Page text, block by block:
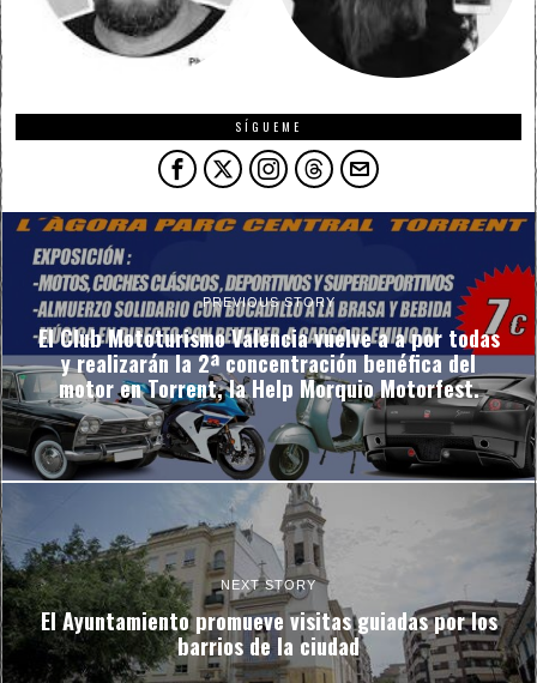
SÍGUEME
PREVIOUS STORY
El Club Mototurismo Valencia vuelve a a por todas
y realizarán la 2ª concentración benéfica del
motor en Torrent, la Help Morquio Motorfest.
NEXT STORY
El Ayuntamiento promueve visitas guiadas por los
barrios de la ciudad